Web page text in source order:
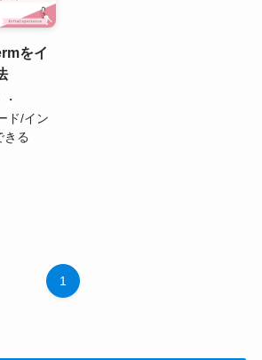
をイ
ド/イン
きる
1